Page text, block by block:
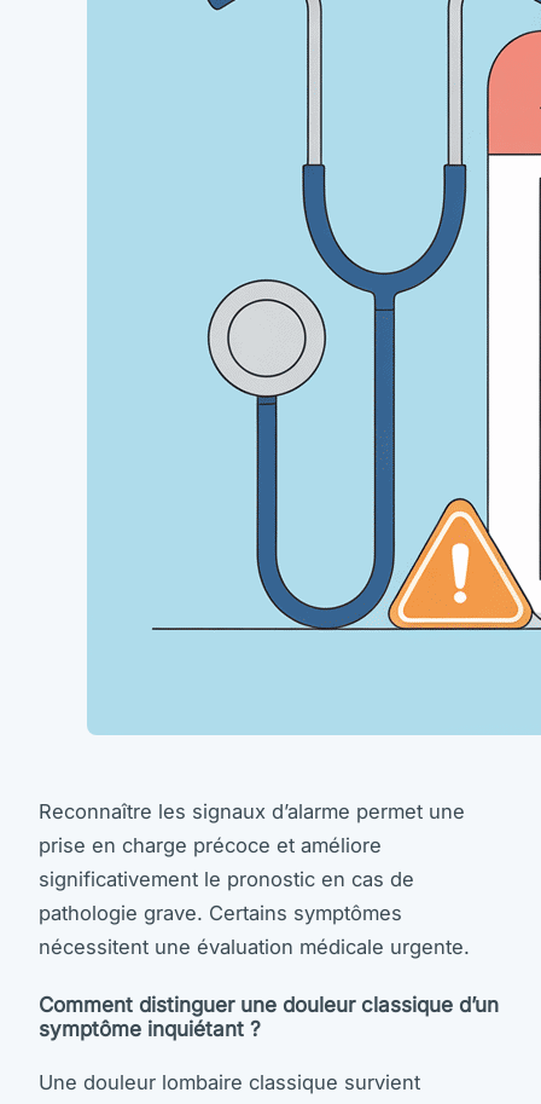
Reconnaître les signaux d’alarme permet une
prise en charge précoce et améliore
significativement le pronostic en cas de
pathologie grave. Certains symptômes
nécessitent une évaluation médicale urgente.
Comment distinguer une douleur classique d’un
symptôme inquiétant ?
Une douleur lombaire classique survient